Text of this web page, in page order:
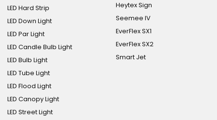
LED Hard Strip
LED Down Light
LED Par Light
LED Candle Bulb Light
LED Bulb Light
LED Tube Light
LED Flood Light
LED Canopy Light
LED Street Light
Heytex Sign
Seemee IV
EverFlex SX1
EverFlex SX2
Smart Jet